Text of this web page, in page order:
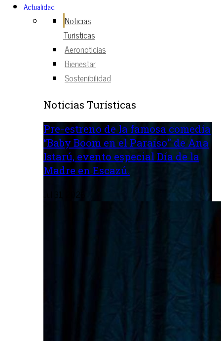
Actualidad
Noticias
Turisticas
Aeronoticias
Bienestar
Sostenibilidad
Noticias Turísticas
Pre-estreno de la famosa comedia
“Baby Boom en el Paraíso” de Ana
Istarú, evento especial Día de la
Madre en Escazú.
Jul 31, 2026